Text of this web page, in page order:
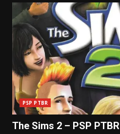
PSP PTBR
The Sims 2 – PSP PTBR